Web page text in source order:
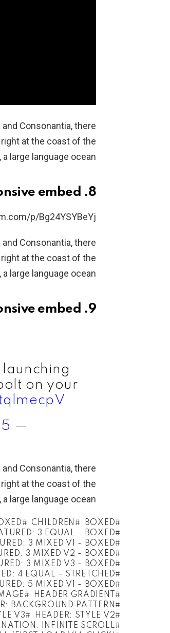
Consonantia, there
at the coast of the
large language ocean.
8. Instagram responsive embed
p/Bg24YSYBeYj/
Consonantia, there
at the coast of the
large language ocean.
9. Twitter responsive embed
on your
— UK (@XUK)
Consonantia, there
at the coast of the
large language ocean.
BOXED
CHILDREN
3 EQUAL - BOXED
3 MIXED V1 - BOXED
3 MIXED V2 - BOXED
3 MIXED V3 - BOXED
4 EQUAL - STRETCHED
5 MIXED V1 - BOXED
HEADER GRADIENT
BACKGROUND PATTERN
HEADER: STYLE V2
V3
INFINITE SCROLL